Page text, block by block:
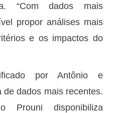
“Com dados mais
propor análises mais
e os impactos do
por Antônio e
de dados mais recentes.
disponibiliza